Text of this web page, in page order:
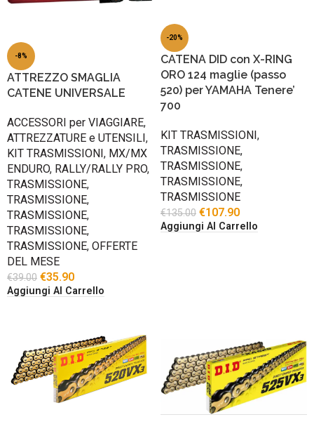
-8%
ATTREZZO SMAGLIA
CATENE UNIVERSALE
ACCESSORI per VIAGGIARE,
ATTREZZATURE e UTENSILI,
KIT TRASMISSIONI, MX/MX
ENDURO, RALLY/RALLY PRO,
TRASMISSIONE,
TRASMISSIONE,
TRASMISSIONE,
TRASMISSIONE,
TRASMISSIONE, OFFERTE
DEL MESE
€39.00 €35.90
Aggiungi Al Carrello
-20%
CATENA DID con X-RING
ORO 124 maglie (passo
520) per YAMAHA Tenere’
700
KIT TRASMISSIONI,
TRASMISSIONE,
TRASMISSIONE,
TRASMISSIONE,
TRASMISSIONE
€135.00 €107.90
Aggiungi Al Carrello